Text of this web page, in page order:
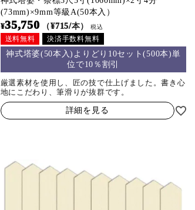
(73mm)×9mm等級A(50本入）
¥35,750 （¥715/本） 税込
送料無料 決済手数料無料
神式塔婆(50本入)よりどり10セット(500本)単
位で10％割引
厳選素材を使用し、匠の技で仕上げました。書き心
地にこだわり、筆滑りが抜群です。
詳細を見る